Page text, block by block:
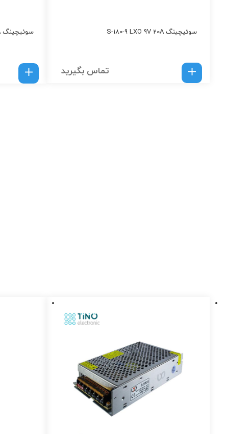
سوئیچینگ S-180-9 LXO 9V 20A
تماس بگیرید
سوئیچینگ S-360-12 LXO 12V 30A